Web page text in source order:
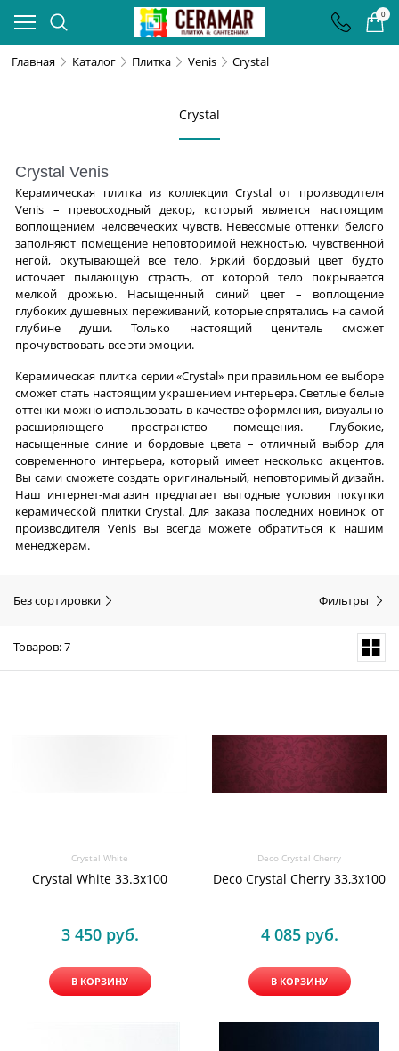
0
Главная Каталог Плитка Venis Crystal
Crystal
Crystal Venis
Керамическая плитка из коллекции Crystal от производителя
Venis – превосходный декор, который является настоящим
воплощением человеческих чувств. Невесомые оттенки белого
заполняют помещение неповторимой нежностью, чувственной
негой, окутывающей все тело. Яркий бордовый цвет будто
источает пылающую страсть, от которой тело покрывается
мелкой дрожью. Насыщенный синий цвет – воплощение
глубоких душевных переживаний, которые спрятались на самой
глубине души. Только настоящий ценитель сможет
прочувствовать все эти эмоции.
Керамическая плитка серии «Crystal» при правильном ее выборе
сможет стать настоящим украшением интерьера. Светлые белые
оттенки можно использовать в качестве оформления, визуально
расширяющего пространство помещения. Глубокие,
насыщенные синие и бордовые цвета – отличный выбор для
современного интерьера, который имеет несколько акцентов.
Вы сами сможете создать оригинальный, неповторимый дизайн.
Наш интернет-магазин предлагает выгодные условия покупки
керамической плитки Crystal. Для заказа последних новинок от
производителя Venis вы всегда можете обратиться к нашим
менеджерам.
Без сортировки Фильтры
Товаров: 7
Crystal White
Crystal White 33.3x100
3 450 руб.
В КОРЗИНУ
Deco Crystal Cherry
Deco Crystal Cherry 33,3x100
4 085 руб.
В КОРЗИНУ